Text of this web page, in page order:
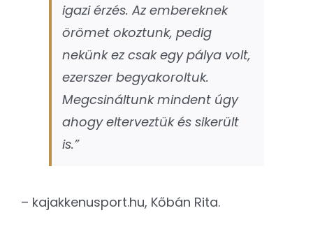
igazi érzés. Az embereknek
örömet okoztunk, pedig
nekünk ez csak egy pálya volt,
ezerszer begyakoroltuk.
Megcsináltunk mindent úgy
ahogy elterveztük és sikerült
is.”
– kajakkenusport.hu, Kőbán Rita.